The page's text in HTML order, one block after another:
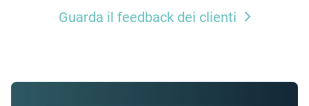
Guarda il feedback dei clienti